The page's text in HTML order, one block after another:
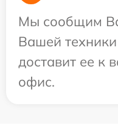
Мы сообщим
Вашей
доставит ее к
офис.